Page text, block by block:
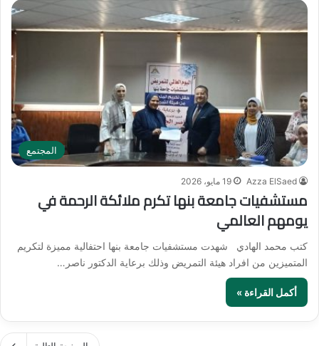
المجتمع
Azza ElSaed 19 مايو، 2026
مستشفيات جامعة بنها تكرم ملائكة الرحمة في
يومهم العالمي
كتب محمد الهادي شهدت مستشفيات جامعة بنها احتفالية مميزة لتكريم
المتميزين من افراد هيئة التمريض وذلك برعاية الدكتور ناصر…
أكمل القراءة »